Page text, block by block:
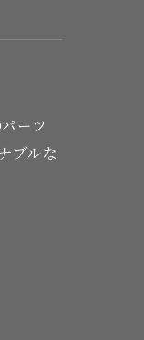
ーツ
ブルな